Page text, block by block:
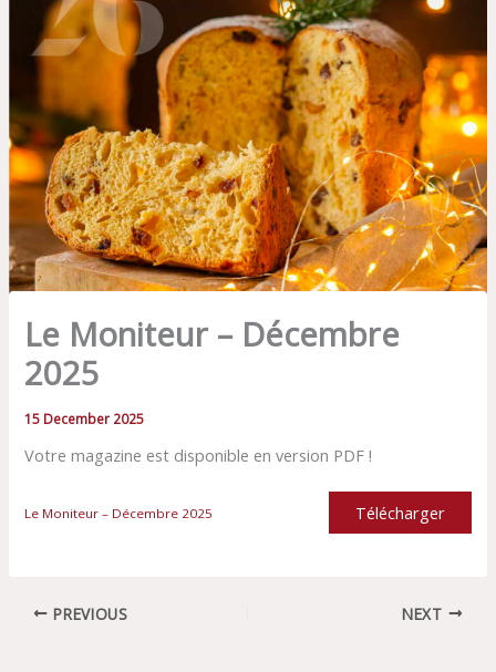
Le Moniteur – Décembre
2025
15 December 2025
Votre magazine est disponible en version PDF !
Le Moniteur – Décembre 2025 Télécharger
PREVIOUS NEXT